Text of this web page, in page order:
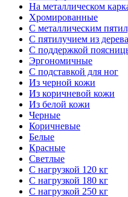
На металлическом
Хромированные
С металлическим
С пятилучием из дерева
С поддержкой
Эргономичные
С подставкой для ног
Из черной кожи
Из коричневой кожи
Из белой кожи
Черные
Коричневые
Белые
Красные
Светлые
С нагрузкой 120 кг
С нагрузкой 180 кг
С нагрузкой 250 кг